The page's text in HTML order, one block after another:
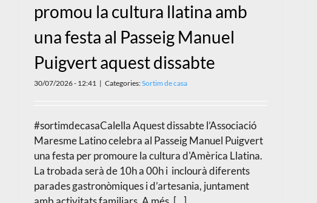
promou la cultura llatina amb
una festa al Passeig Manuel
Puigvert aquest dissabte
30/07/2026 - 12:41 | Categories:Sortim de casa
#sortimdecasaCalella Aquest dissabte l’Associació
Maresme Latino celebra al Passeig Manuel Puigvert
una festa per promoure la cultura d'Amèrica Llatina.
La trobada serà de 10h a 00h i inclourà diferents
parades gastronòmiques i d’artesania, juntament